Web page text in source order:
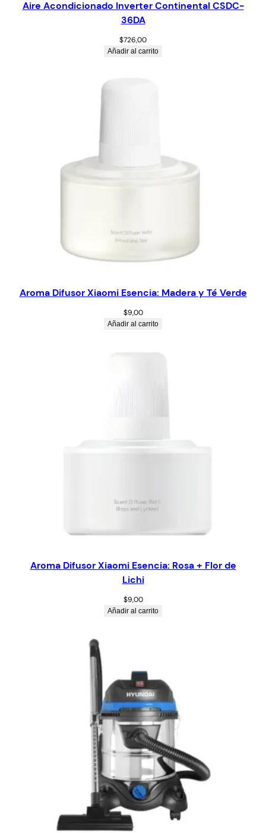
Aire Acondicionado Inverter Continental CSDC-
36DA
$726,00
Añadir al carrito
Aroma Difusor Xiaomi Esencia: Madera y Té Verde
$9,00
Añadir al carrito
Aroma Difusor Xiaomi Esencia: Rosa + Flor de
Lichi
$9,00
Añadir al carrito